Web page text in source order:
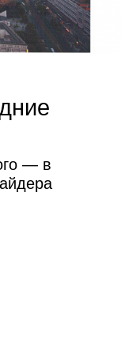
— в